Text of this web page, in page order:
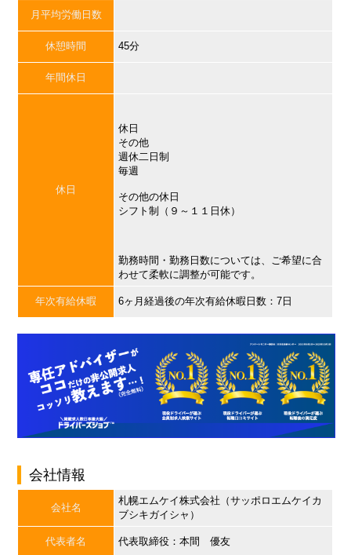
月平均労働日数
休憩時間 45分
年間休日
休日
休日
その他
週休二日制
毎週
その他の休日
シフト制（９～１１日休）
勤務時間・勤務日数については、ご希望に合
わせて柔軟に調整が可能です。
年次有給休暇 6ヶ月経過後の年次有給休暇日数：7日
会社情報
会社名
札幌エムケイ株式会社（サッポロエムケイカ
ブシキガイシャ）
代表者名 代表取締役：本間 優友